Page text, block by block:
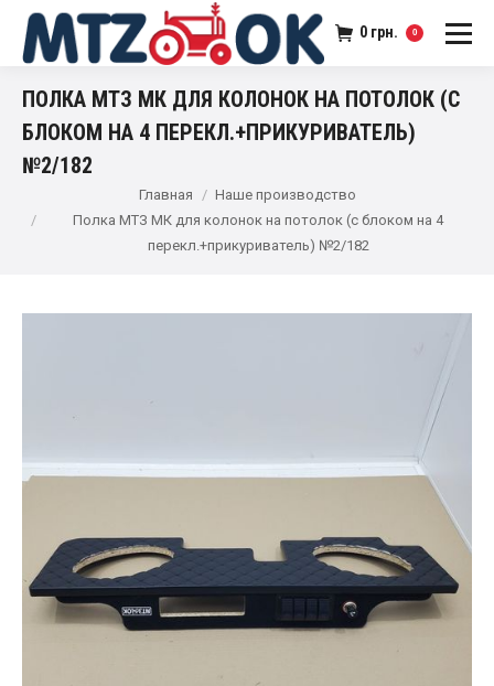
0 грн. 0
ПОЛКА МТЗ МК ДЛЯ КОЛОНОК НА ПОТОЛОК (С
БЛОКОМ НА 4 ПЕРЕКЛ.+ПРИКУРИВАТЕЛЬ)
№2/182
Главная
Наше производство
Полка МТЗ МК для колонок на потолок (с блоком на 4
перекл.+прикуриватель) №2/182